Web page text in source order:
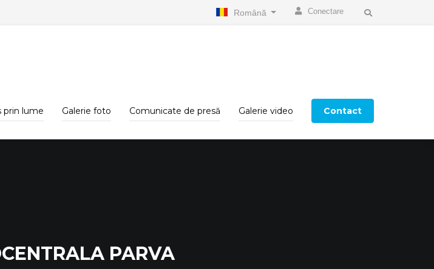
Română Conectare
prin lume Galerie foto Comunicate de presă Galerie video Contact
PARVA